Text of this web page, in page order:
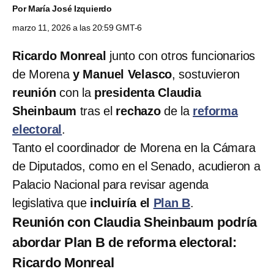
PorMaría José Izquierdo
marzo 11, 2026 a las 20:59 GMT-6
Ricardo Monreal junto con otros funcionarios
de Morenay Manuel Velasco, sostuvieron
reunión con la presidenta Claudia
Sheinbaum tras el rechazode la reforma
electoral .
Tanto el coordinador de Morena en la Cámara
de Diputados, como en el Senado, acudieron a
Palacio Nacional para revisar agenda
legislativa que incluiría el Plan B.
Reunión con Claudia Sheinbaum podría
abordar Plan B de reforma electoral:
Ricardo Monreal